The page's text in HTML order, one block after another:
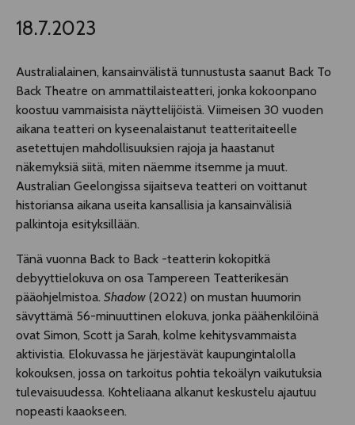
18.7.2023
Australialainen, kansainvälistä tunnustusta saanut Back To
Back Theatre on ammattilaisteatteri, jonka kokoonpano
koostuu vammaisista näyttelijöistä. Viimeisen 30 vuoden
aikana teatteri on kyseenalaistanut teatteritaiteelle
asetettujen mahdollisuuksien rajoja ja haastanut
näkemyksiä siitä, miten näemme itsemme ja muut.
Australian Geelongissa sijaitseva teatteri on voittanut
historiansa aikana useita kansallisia ja kansainvälisiä
palkintoja esityksillään.
Tänä vuonna Back to Back -teatterin kokopitkä
debyyttielokuva on osa Tampereen Teatterikesän
pääohjelmistoa. Shadow (2022) on mustan huumorin
sävyttämä 56-minuuttinen elokuva, jonka päähenkilöinä
ovat Simon, Scott ja Sarah, kolme kehitysvammaista
aktivistia. Elokuvassa he järjestävät kaupungintalolla
kokouksen, jossa on tarkoitus pohtia tekoälyn vaikutuksia
tulevaisuudessa. Kohteliaana alkanut keskustelu ajautuu
nopeasti kaaokseen.